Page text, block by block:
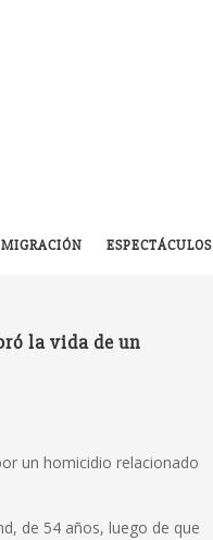
ESPECTÁCULOS
la vida de un
un homicidio relacionado
de 54 años, luego de que